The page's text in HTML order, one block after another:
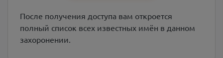
После получения доступа вам откроется
полный список всех известных имён в данном
захоронении.